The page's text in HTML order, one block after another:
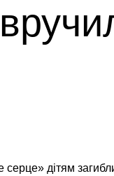
серце» дітям